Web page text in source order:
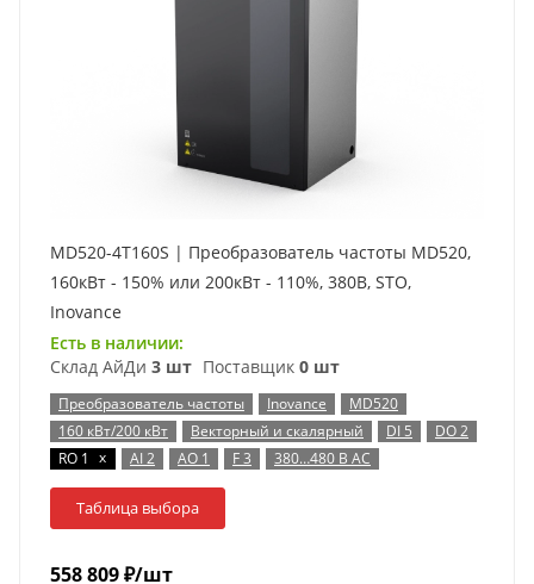
MD520-4T160S | Преобразователь частоты MD520,
160кВт - 150% или 200кВт - 110%, 380В, STO,
Inovance
Есть в наличии:
Склад АйДи 3 шт Поставщик 0 шт
Преобразователь частоты Inovance
MD520
160 кВт/200 кВт
Векторный и скалярный DI 5
DO 2
RO 1 x AI 2 AO 1 F 3 380…480 В AC
Таблица выбора
558 809₽/шт